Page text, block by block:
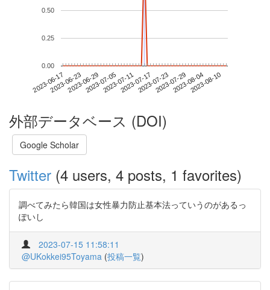
2023-06-172023-06-232023-06-292023-07-052023-07-112023-07-172023-07-232023-07-292023-08-042023-08-10
0.00
0.25
0.50
外部データベース (DOI)
Google Scholar
Twitter (4 users, 4 posts, 1 favorites)
調べてみたら韓国は女性暴力防止基本法っていうのがあるっ
ぽいし
2023-07-15 11:58:11
@UKokkei95Toyama (投稿一覧)